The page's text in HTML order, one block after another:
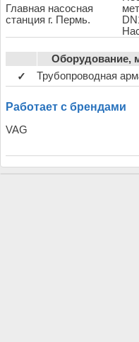
Главная насосная
станция г. Пермь.
Оборудование,
✓
Трубопроводная
Работает с брендами
VAG